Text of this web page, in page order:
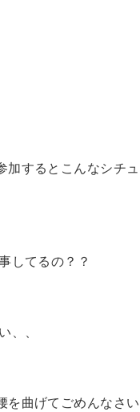
するとこんなシチ
してるの？？
、
曲げてごめんなさ